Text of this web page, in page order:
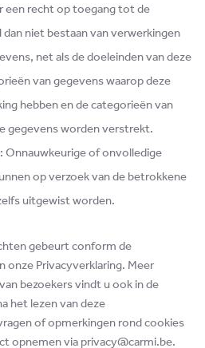
een recht op toegang tot de
niet bestaan van verwerkingen
net als de doeleinden van deze
van gegevens waarop deze
hebben en de categorieën van
gegevens worden verstrekt.
Onnauwkeurige of onvolledige
op verzoek van de betrokkene
uitgewist worden.
gebeurt conform de
onze Privacyverklaring. Meer
bezoekers vindt u ook in de
het lezen van deze
of opmerkingen rond cookies
opnemen via privacy@carmi.be.